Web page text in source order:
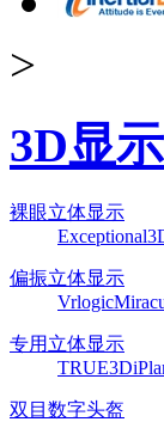
>
3D显
裸眼立体显示
偏振立体显示
Vrlogic
专用立体显示
TRUE3Di
双目数字头盔